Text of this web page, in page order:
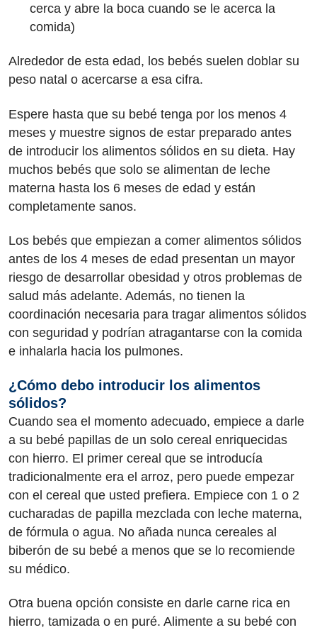
cerca y abre la boca cuando se le acerca la
comida)
Alrededor de esta edad, los bebés suelen doblar su
peso natal o acercarse a esa cifra.
Espere hasta que su bebé tenga por los menos 4
meses y muestre signos de estar preparado antes
de introducir los alimentos sólidos en su dieta. Hay
muchos bebés que solo se alimentan de leche
materna hasta los 6 meses de edad y están
completamente sanos.
Los bebés que empiezan a comer alimentos sólidos
antes de los 4 meses de edad presentan un mayor
riesgo de desarrollar obesidad y otros problemas de
salud más adelante. Además, no tienen la
coordinación necesaria para tragar alimentos sólidos
con seguridad y podrían atragantarse con la comida
e inhalarla hacia los pulmones.
¿Cómo debo introducir los alimentos
sólidos?
Cuando sea el momento adecuado, empiece a darle
a su bebé papillas de un solo cereal enriquecidas
con hierro. El primer cereal que se introducía
tradicionalmente era el arroz, pero puede empezar
con el cereal que usted prefiera. Empiece con 1 o 2
cucharadas de papilla mezclada con leche materna,
de fórmula o agua. No añada nunca cereales al
biberón de su bebé a menos que se lo recomiende
su médico.
Otra buena opción consiste en darle carne rica en
hierro, tamizada o en puré. Alimente a su bebé con